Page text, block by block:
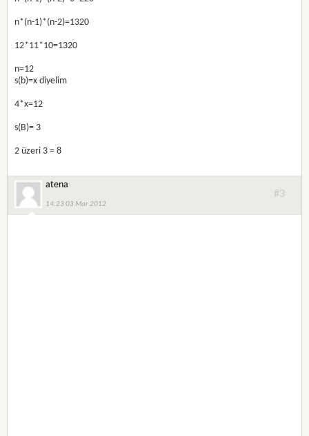
n*(n-1)*(n-2)=1320
12*11*10=1320
n=12
s(b)=x diyelim
4*x=12
s(B)= 3
2 üzeri 3 = 8
atena
14:23 03 Mar 2012
#3